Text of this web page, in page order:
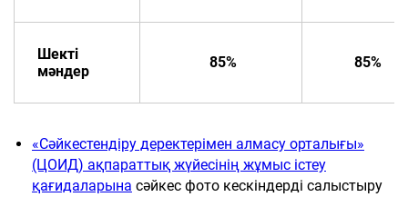
Шекті
мәндер
85% 85%
«Сәйкестендіру деректерімен алмасу орталығы»
(ЦОИД) ақпараттық жүйесінің жұмыс істеу
қағидаларына сәйкес фото кескіндерді салыстыру